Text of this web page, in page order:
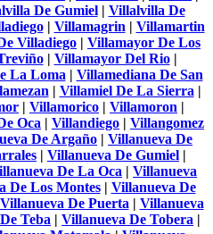
De Gumiel| Villalvilla De
| Villamagrin| Villamartin
Villadiego | Villamayor De Los
| Villamayor Del Rio|
La Loma| Villamediana De San
| Villamiel De La Sierra|
| Villamorico | Villamoron |
Oca | Villandiego | Villangomez
De Argaño | Villanueva De
| Villanueva De Gumiel |
De La Oca | Villanueva
De Los Montes| Villanueva De
Villanueva De Puerta| Villanueva
Teba | Villanueva De Tobera |